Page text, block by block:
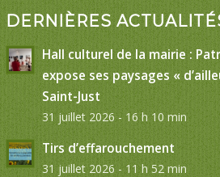
DERNIÈRES
Hall culturel de la mairie :
expose ses paysages «
Saint-Just
31 juillet 2026 - 16 h 10 min
Tirs d’effarouchement
31 juillet 2026 - 11 h 52 min